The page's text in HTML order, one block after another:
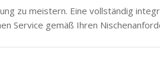
zu meistern. Eine vollständig
Service gemäß Ihren